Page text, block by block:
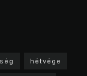
hétvége